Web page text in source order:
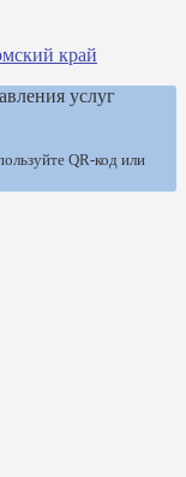
край
услуг
QR-код или